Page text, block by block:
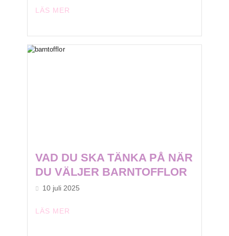
LÄS MER
VAD DU SKA TÄNKA PÅ NÄR
DU VÄLJER BARNTOFFLOR
10 juli 2025
LÄS MER